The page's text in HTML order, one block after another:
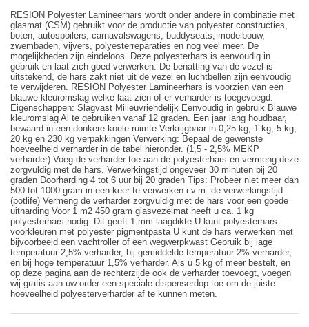
RESION Polyester Lamineerhars wordt onder andere in combinatie met
glasmat (CSM) gebruikt voor de productie van polyester constructies,
boten, autospoilers, carnavalswagens, buddyseats, modelbouw,
zwembaden, vijvers, polyesterreparaties en nog veel meer. De
mogelijkheden zijn eindeloos. Deze polyesterhars is eenvoudig in
gebruik en laat zich goed verwerken. De benatting van de vezel is
uitstekend, de hars zakt niet uit de vezel en luchtbellen zijn eenvoudig
te verwijderen. RESION Polyester Lamineerhars is voorzien van een
blauwe kleuromslag welke laat zien of er verharder is toegevoegd.
Eigenschappen: Slagvast Milieuvriendelijk Eenvoudig in gebruik Blauwe
kleuromslag Al te gebruiken vanaf 12 graden. Een jaar lang houdbaar,
bewaard in een donkere koele ruimte Verkrijgbaar in 0,25 kg, 1 kg, 5 kg,
20 kg en 230 kg verpakkingen Verwerking: Bepaal de gewenste
hoeveelheid verharder in de tabel hieronder. (1,5 - 2,5% MEKP
verharder) Voeg de verharder toe aan de polyesterhars en vermeng deze
zorgvuldig met de hars. Verwerkingstijd ongeveer 30 minuten bij 20
graden Doorharding 4 tot 6 uur bij 20 graden Tips: Probeer niet meer dan
500 tot 1000 gram in een keer te verwerken i.v.m. de verwerkingstijd
(potlife) Vermeng de verharder zorgvuldig met de hars voor een goede
uitharding Voor 1 m2 450 gram glasvezelmat heeft u ca. 1 kg
polyesterhars nodig. Dit geeft 1 mm laagdikte U kunt polyesterhars
voorkleuren met polyester pigmentpasta U kunt de hars verwerken met
bijvoorbeeld een vachtroller of een wegwerpkwast Gebruik bij lage
temperatuur 2,5% verharder, bij gemiddelde temperatuur 2% verharder,
en bij hoge temperatuur 1,5% verharder. Als u 5 kg of meer bestelt, en
op deze pagina aan de rechterzijde ook de verharder toevoegt, voegen
wij gratis aan uw order een speciale dispenserdop toe om de juiste
hoeveelheid polyesterverharder af te kunnen meten.